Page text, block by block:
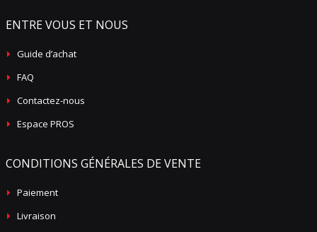
ENTRE VOUS ET NOUS
Guide d’achat
FAQ
Contactez-nous
Espace PROS
CONDITIONS GÉNÉRALES DE VENTE
Paiement
Livraison